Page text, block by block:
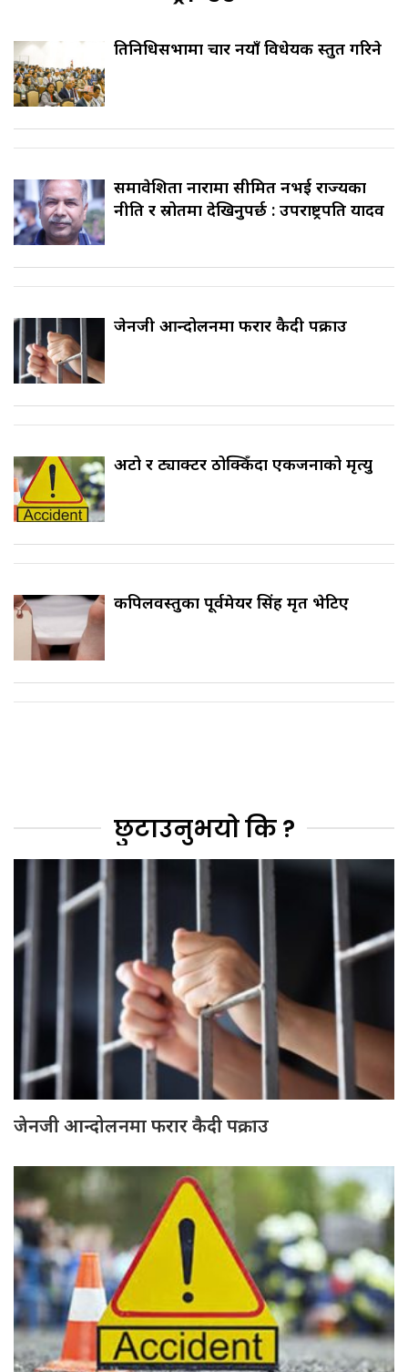
प्रतिनिधिसभामा चार नयाँ विधेयक प्रस्तुत गरिने
समावेशिता नारामा सीमित नभई राज्यका
नीति र स्रोतमा देखिनुपर्छ : उपराष्ट्रपति यादव
जेनजी आन्दोलनमा फरार कैदी पक्राउ
अटो र ट्याक्टर ठोक्किँदा एकजनाको मृत्यु
कपिलवस्तुका पूर्वमेयर सिंह मृत भेटिए
छुटाउनुभयो कि ?
जेनजी आन्दोलनमा फरार कैदी पक्राउ